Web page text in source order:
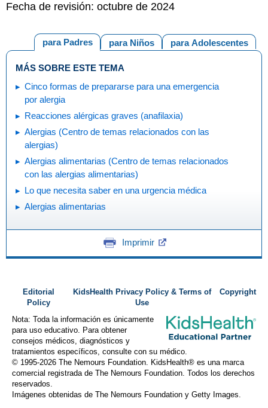
Fecha de revisión: octubre de 2024
para Adolescentes
para Niños
para Padres
MÁS SOBRE ESTE TEMA
Cinco formas de prepararse para una emergencia
por alergia
Reacciones alérgicas graves (anafilaxia)
Alergias (Centro de temas relacionados con las
alergias)
Alergias alimentarias (Centro de temas relacionados
con las alergias alimentarias)
Lo que necesita saber en una urgencia médica
Alergias alimentarias
Imprimir
Editorial
Policy
KidsHealth Privacy Policy & Terms of
Use
Copyright
Nota: Toda la información es únicamente
para uso educativo. Para obtener
consejos médicos, diagnósticos y
tratamientos específicos, consulte con su médico.
© 1995-2026 The Nemours Foundation. KidsHealth® es una marca
comercial registrada de The Nemours Foundation. Todos los derechos
reservados.
Imágenes obtenidas de The Nemours Foundation y Getty Images.